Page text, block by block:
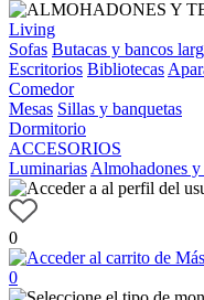
Living
Sofas Butacas y bancos
Escritorios Bibliotecas
Comedor
Mesas Sillas y banquetas
Dormitorio
ACCESORIOS
Luminarias Almohadones
0
0